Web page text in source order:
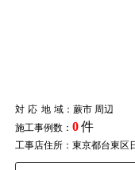
対応地域：蕨市 周辺
施工事例数： 0件
工事店住所：東京都台東区